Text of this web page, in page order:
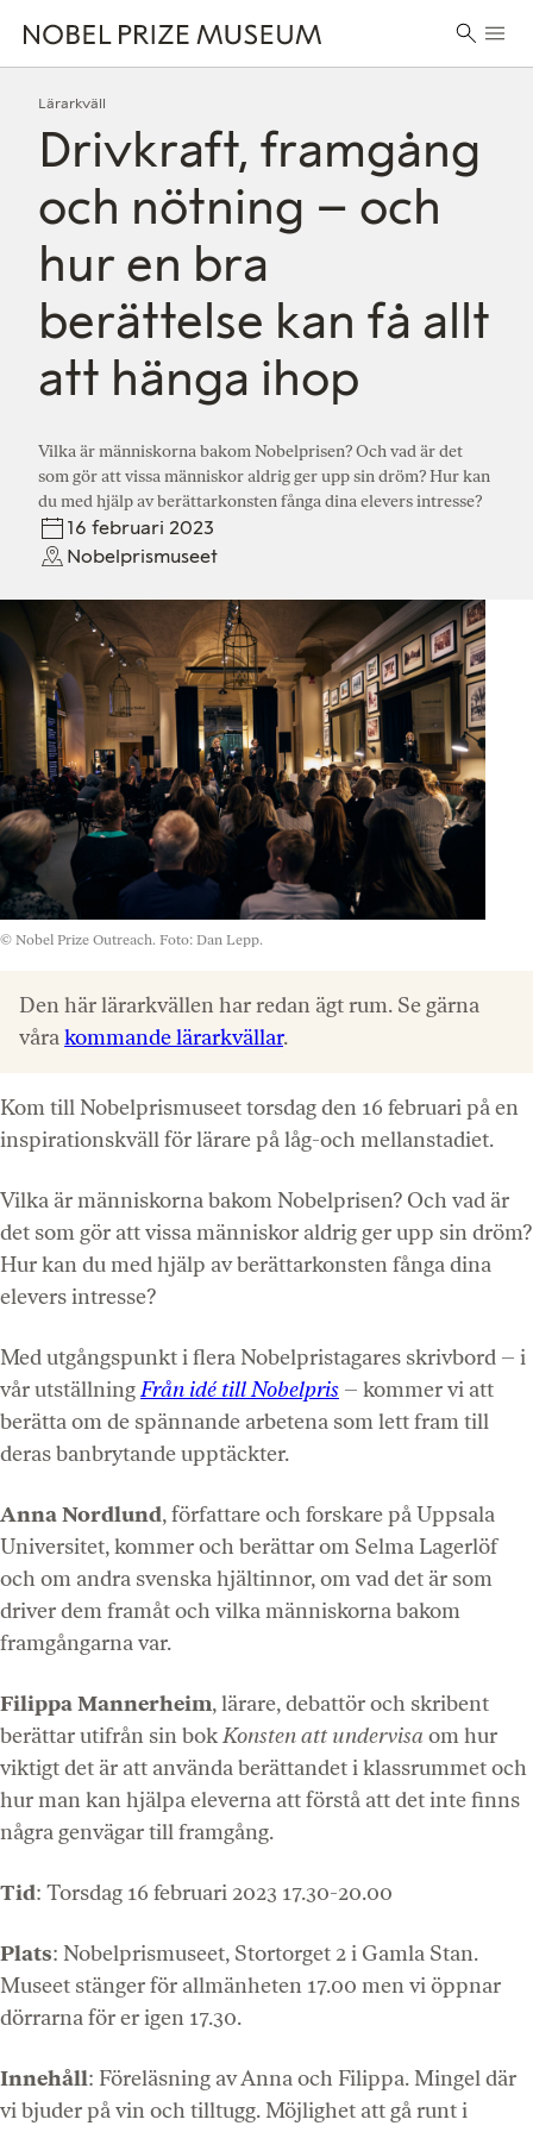
Skip
to
header
Skip
to
main
Skip
to
footer
Sök
Lärarkväll
Drivkraft, framgång
och nötning – och
hur en bra
berättelse kan få allt
att hänga ihop
Vilka är människorna bakom Nobelprisen? Och vad är det
som gör att vissa människor aldrig ger upp sin dröm? Hur kan
du med hjälp av berättarkonsten fånga dina elevers intresse?
16 februari 2023
Nobelprismuseet
© Nobel Prize Outreach. Foto: Dan Lepp.
Den här lärarkvällen har redan ägt rum. Se gärna
vårakommande lärarkvällar.
Kom till Nobelprismuseet torsdag den 16 februari på en
inspirationskväll för lärare på låg-och mellanstadiet.
Vilka är människorna bakom Nobelprisen? Och vad är
det som gör att vissa människor aldrig ger upp sin dröm?
Hur kan du med hjälp av berättarkonsten fånga dina
elevers intresse?
Med utgångspunkt i flera Nobelpristagares skrivbord – i
vår utställningFrån idé till Nobelpris – kommer vi att
berätta om de spännande arbetena som lett fram till
deras banbrytande upptäckter.
Anna Nordlund, författare och forskare på Uppsala
Universitet, kommer och berättar om Selma Lagerlöf
och om andra svenska hjältinnor, om vad det är som
driver dem framåt och vilka människorna bakom
framgångarna var.
Filippa Mannerheim, lärare, debattör och skribent
berättar utifrån sin bokKonsten att undervisaom hur
viktigt det är att använda berättandet i klassrummet och
hur man kan hjälpa eleverna att förstå att det inte finns
några genvägar till framgång.
Tid: Torsdag 16 februari 2023 17.30-20.00
Plats: Nobelprismuseet, Stortorget 2 i Gamla Stan.
Museet stänger för allmänheten 17.00 men vi öppnar
dörrarna för er igen 17.30.
Innehåll: Föreläsning av Anna och Filippa. Mingel där
vi bjuder på vin och tilltugg. Möjlighet att gå runt i